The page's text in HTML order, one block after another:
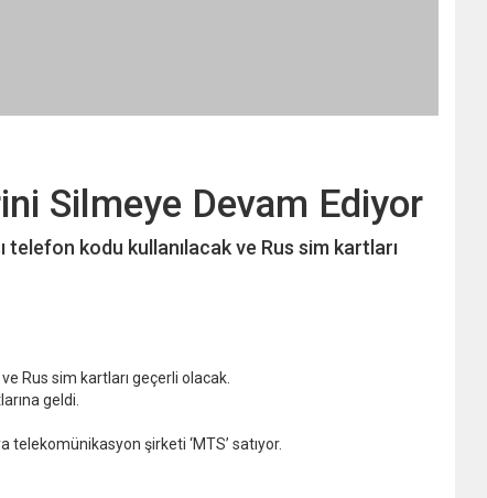
Silmeye Devam Ediyor
telefon kodu kullanılacak ve Rus sim kartları
Rus sim kartları geçerli olacak.
geldi.
telekomünikasyon şirketi ‘MTS’ satıyor.